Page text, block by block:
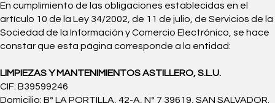
En cumplimiento de las obligaciones establecidas en el
artículo 10 de la Ley 34/2002, de 11 de julio, de Servicios de la
Sociedad de la Información y Comercio Electrónico, se hace
constar que esta página corresponde a la entidad:
LIMPIEZAS Y MANTENIMIENTOS ASTILLERO, S.L.U.
CIF: B39599246
Domicilio: Bº LA PORTILLA, 42-A, Nº 7 39619, SAN SALVADOR.